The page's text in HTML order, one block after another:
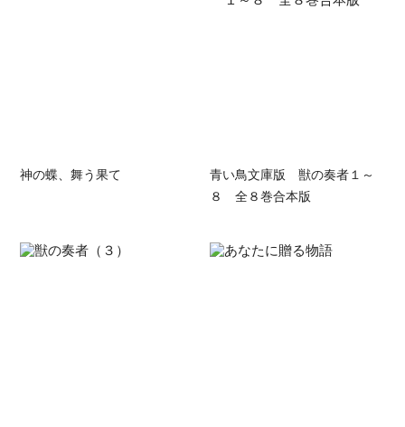
神の蝶、舞う果て
青い鳥文庫版 獣の奏者１～
８ 全８巻合本版